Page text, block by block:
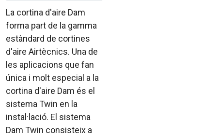
La cortina d'aire Dam
forma part de la gamma
estàndard de cortines
d'aire Airtècnics. Una de
les aplicacions que fan
única i molt especial a la
cortina d'aire Dam és el
sistema Twin en la
instal·lació. El sistema
Dam Twin consisteix a